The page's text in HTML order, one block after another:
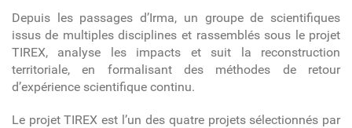
Depuis les passages d’Irma, un groupe de scientifiques
issus de multiples disciplines et rassemblés sous le projet
TIREX, analyse les impacts et suit la reconstruction
territoriale, en formalisant des méthodes de retour
d’expérience scientifique continu.
Le projet TIREX est l’un des quatre projets sélectionnés par